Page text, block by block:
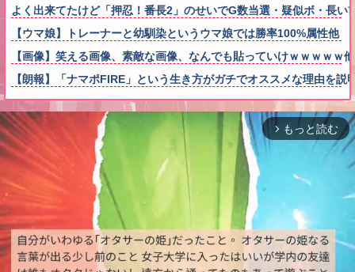
よく出来てたけど「押忍！番長2」のせいでG数当選・疑似ボ・長
【ウマ娘】トレーナーと幼馴染というウマ娘では勝率100%属性他
【画像】笑える画像、素敵な画像、なんでも貼っていけｗｗｗｗｗ他
【朗報】「ナマポFIRE」という生き方がガチでオススメな理由を説
arrow_forward_ios もっと読む